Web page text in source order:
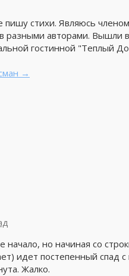
пишу стихи. Являюсь
разными авторами. Вышли
гостинной "Теплый
→
начало, но начиная со
идет постепенный спад
Жалко.